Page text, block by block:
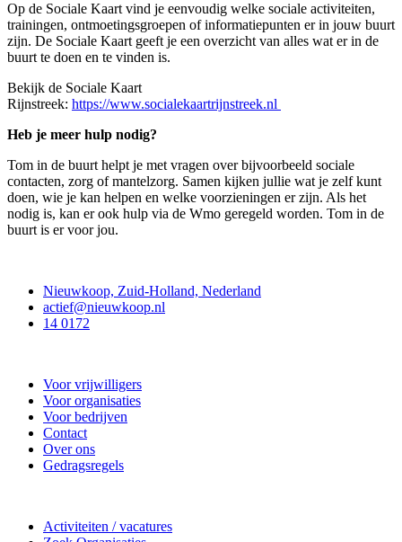
Op de Sociale Kaart vind je eenvoudig welke sociale activiteiten,
trainingen, ontmoetingsgroepen of informatiepunten er in jouw buurt
zijn. De Sociale Kaart geeft je een overzicht van alles wat er in de
buurt te doen en te vinden is.
Bekijk de Sociale Kaart
Rijnstreek: https://www.socialekaartrijnstreek.nl
Heb je meer hulp nodig?
Tom in de buurt helpt je met vragen over bijvoorbeeld sociale
contacten, zorg of mantelzorg. Samen kijken jullie wat je zelf kunt
doen, wie je kan helpen en welke voorzieningen er zijn. Als het
nodig is, kan er ook hulp via de Wmo geregeld worden. Tom in de
buurt is er voor jou.
Nieuwkoop, Zuid-Holland, Nederland
actief@nieuwkoop.nl
14 0172
Voor vrijwilligers
Voor organisaties
Voor bedrijven
Contact
Over ons
Gedragsregels
Activiteiten / vacatures